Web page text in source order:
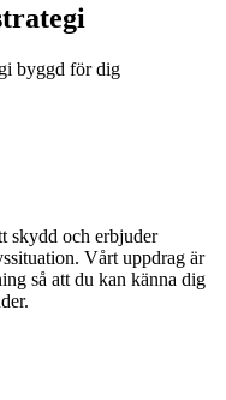
byggd för dig
skydd och erbjuder
Vårt uppdrag är
så att du kan känna dig